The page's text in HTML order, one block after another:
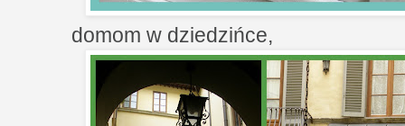
domom w dziedzińce,